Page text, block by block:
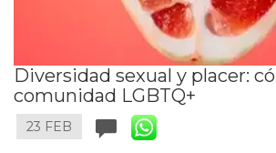
Diversidad sexual y placer:
comunidad LGBTQ+
23 FEB